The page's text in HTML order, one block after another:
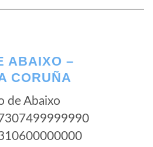
ABAIXO –
CORUÑA
de Abaixo